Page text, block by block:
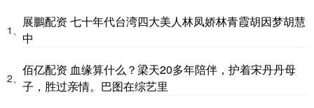
1、
展鵬配资 七十年代台湾四大美人林凤娇林青霞胡因梦胡慧
中
2、
佰亿配资 血缘算什么？梁天20多年陪伴，护着宋丹丹母
子，胜过亲情。巴图在综艺里